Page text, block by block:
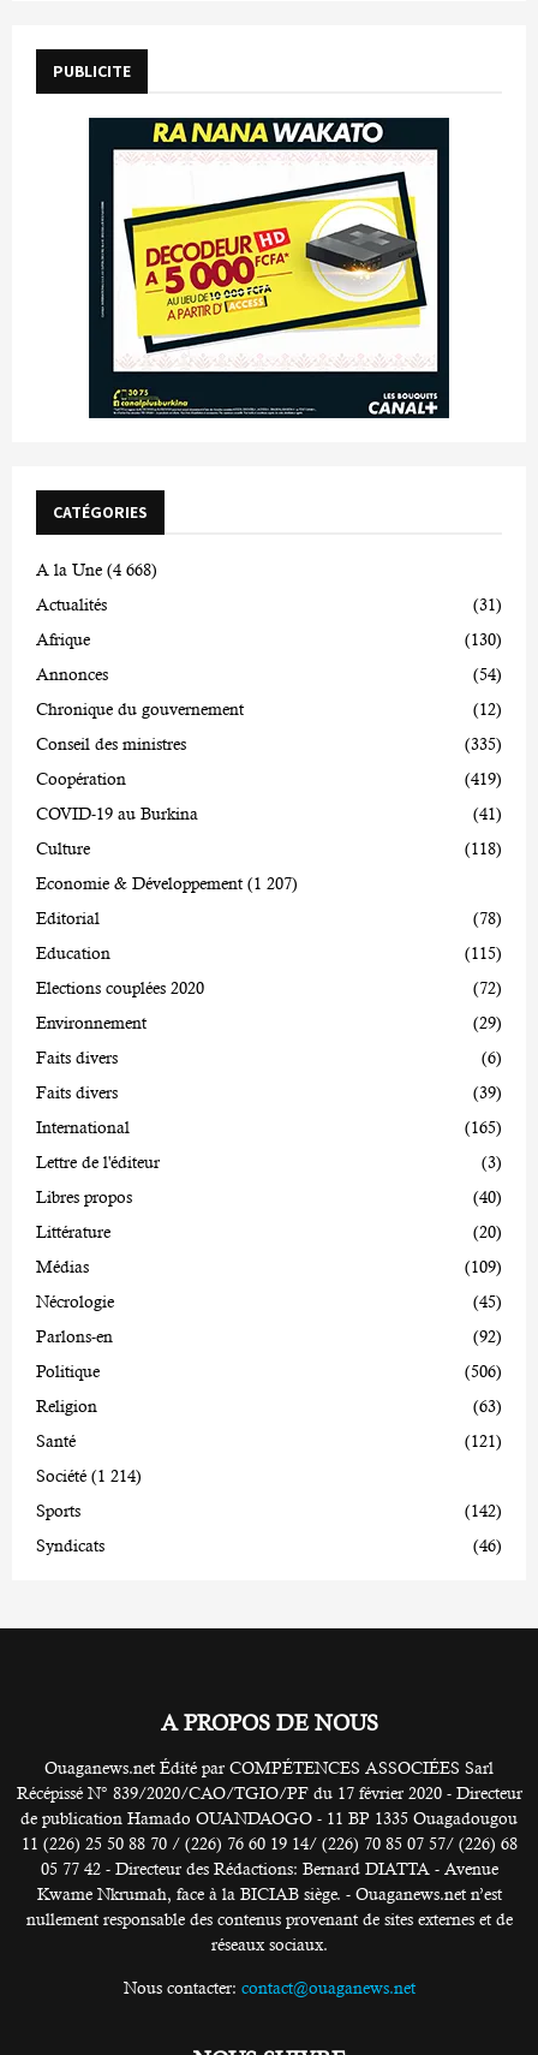
PUBLICITE
CATÉGORIES
A la Une (4 668)
Actualités
(31)
Afrique
(130)
Annonces
(54)
Chronique du gouvernement
(12)
Conseil des ministres
(335)
Coopération
(419)
COVID-19 au Burkina
(41)
Culture
(118)
Economie & Développement (1 207)
Editorial
(78)
Education
(115)
Elections couplées 2020
(72)
Environnement
(29)
Faits divers
(6)
Faits divers
(39)
International
(165)
Lettre de l'éditeur
(3)
Libres propos
(40)
Littérature
(20)
Médias
(109)
Nécrologie
(45)
Parlons-en
(92)
Politique
(506)
Religion
(63)
Santé
(121)
Société (1 214)
Sports
(142)
Syndicats
(46)
A PROPOS DE NOUS
Ouaganews.net Édité par COMPÉTENCES ASSOCIÉES Sarl
Récépissé N° 839/2020/CAO/TGIO/PF du 17 février 2020 - Directeur
de publication Hamado OUANDAOGO - 11 BP 1335 Ouagadougou
11 (226) 25 50 88 70 / (226) 76 60 19 14/ (226) 70 85 07 57/ (226) 68
05 77 42 - Directeur des Rédactions: Bernard DIATTA - Avenue
Kwame Nkrumah, face à la BICIAB siège. - Ouaganews.net n’est
nullement responsable des contenus provenant de sites externes et de
réseaux sociaux.
Nous contacter: contact@ouaganews.net